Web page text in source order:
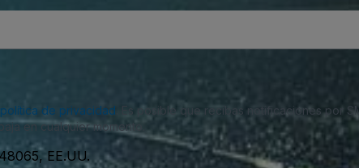
política de privacidad . Es posible que recibas notificaciones por
en cualquier momento.
EE.UU.